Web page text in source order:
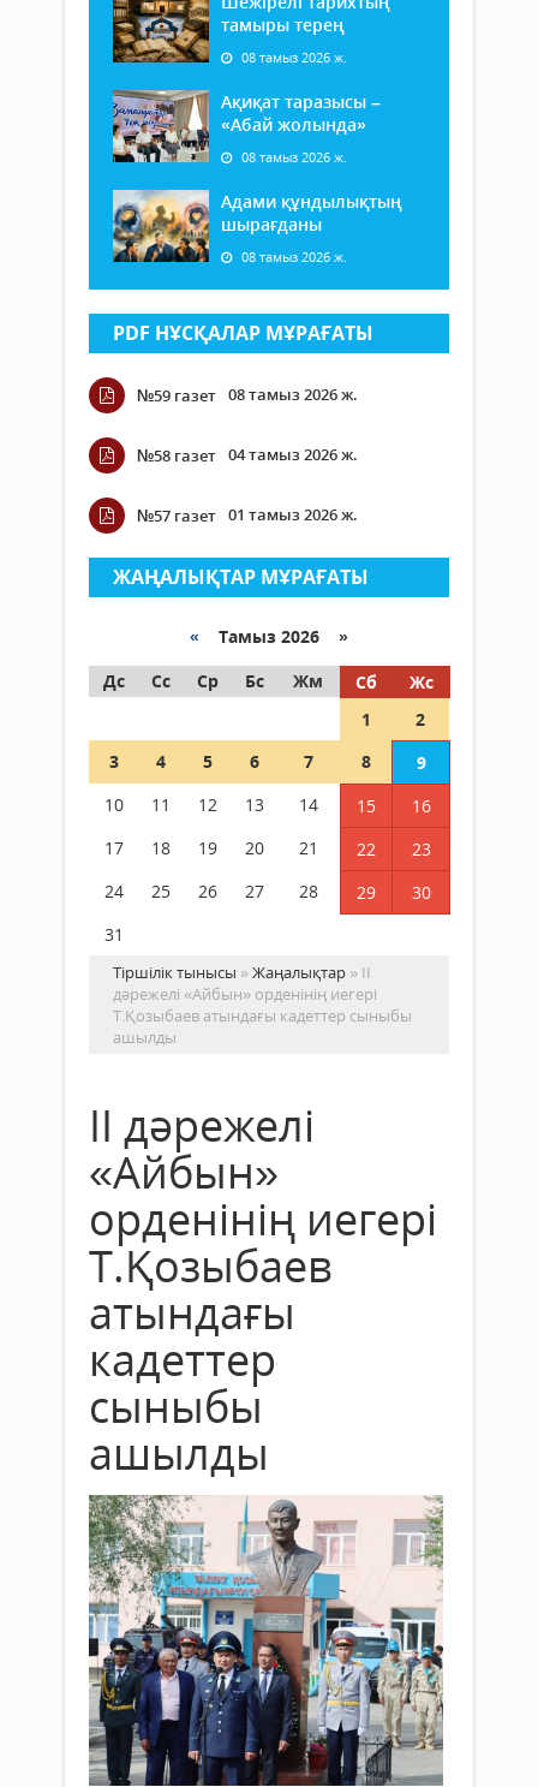
тамыры терең
08 тамыз 2026 ж.
Ақиқат таразысы –
«Абай жолында»
08 тамыз 2026 ж.
Адами құндылықтың
шырағданы
08 тамыз 2026 ж.
PDF НҰСҚАЛАР МҰРАҒАТЫ
№59 газет 08 тамыз 2026 ж.
№58 газет 04 тамыз 2026 ж.
№57 газет 01 тамыз 2026 ж.
ЖАҢАЛЫҚТАР МҰРАҒАТЫ
« Тамыз 2026 »
Дс
Сс Ср Бс Жм Сб
Жс
1
2
3
4 5 6 7 8
9
10
11 12 13 14 15
16
17
18 19 20 21 22
23
24
25 26 27 28 29
30
31
Тіршілік тынысы »Жаңалықтар » ІІ
дәрежелі «Айбын» орденінің иегері
Т.Қозыбаев атындағы кадеттер сыныбы
ашылды
ІІ дәрежелі
«Айбын»
орденінің иегері
Т.Қозыбаев
атындағы
кадеттер
сыныбы
ашылды